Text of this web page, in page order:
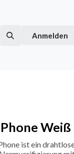
Anmelden
Weiß
ist ein